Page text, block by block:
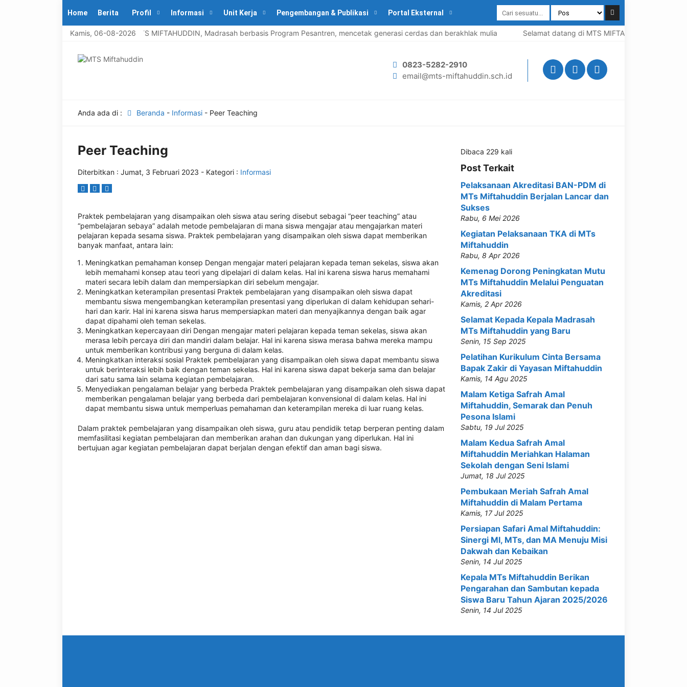
Home Berita Profil Informasi Unit Kerja Pengembangan & Publikasi Portal Eksternal
Kamis, 06-08-2026
Selamat datang di MTS MIFTAHUDDIN, Madrasah berbasis Program Pesantren, mencetak generasi cerdas dan berakhlak mulia Selamat datang di MTS MIFTAHUDDIN,
0823-5282-2910
email@mts-miftahuddin.sch.id
Anda ada di : Beranda - Informasi- Peer Teaching
Peer Teaching
Diterbitkan : Jumat, 3 Februari 2023 - Kategori : Informasi
Praktek pembelajaran yang disampaikan oleh siswa atau sering disebut sebagai “peer teaching” atau
“pembelajaran sebaya” adalah metode pembelajaran di mana siswa mengajar atau mengajarkan materi
pelajaran kepada sesama siswa. Praktek pembelajaran yang disampaikan oleh siswa dapat memberikan
banyak manfaat, antara lain:
Meningkatkan pemahaman konsep Dengan mengajar materi pelajaran kepada teman sekelas, siswa akan
lebih memahami konsep atau teori yang dipelajari di dalam kelas. Hal ini karena siswa harus memahami
materi secara lebih dalam dan mempersiapkan diri sebelum mengajar.
Meningkatkan keterampilan presentasi Praktek pembelajaran yang disampaikan oleh siswa dapat
membantu siswa mengembangkan keterampilan presentasi yang diperlukan di dalam kehidupan sehari-
hari dan karir. Hal ini karena siswa harus mempersiapkan materi dan menyajikannya dengan baik agar
dapat dipahami oleh teman sekelas.
Meningkatkan kepercayaan diri Dengan mengajar materi pelajaran kepada teman sekelas, siswa akan
merasa lebih percaya diri dan mandiri dalam belajar. Hal ini karena siswa merasa bahwa mereka mampu
untuk memberikan kontribusi yang berguna di dalam kelas.
Meningkatkan interaksi sosial Praktek pembelajaran yang disampaikan oleh siswa dapat membantu siswa
untuk berinteraksi lebih baik dengan teman sekelas. Hal ini karena siswa dapat bekerja sama dan belajar
dari satu sama lain selama kegiatan pembelajaran.
Menyediakan pengalaman belajar yang berbeda Praktek pembelajaran yang disampaikan oleh siswa dapat
memberikan pengalaman belajar yang berbeda dari pembelajaran konvensional di dalam kelas. Hal ini
dapat membantu siswa untuk memperluas pemahaman dan keterampilan mereka di luar ruang kelas.
Dalam praktek pembelajaran yang disampaikan oleh siswa, guru atau pendidik tetap berperan penting dalam
memfasilitasi kegiatan pembelajaran dan memberikan arahan dan dukungan yang diperlukan. Hal ini
bertujuan agar kegiatan pembelajaran dapat berjalan dengan efektif dan aman bagi siswa.
Dibaca 229 kali
Post Terkait
Pelaksanaan Akreditasi BAN-PDM di
MTs Miftahuddin Berjalan Lancar dan
Sukses
Rabu, 6 Mei 2026
Kegiatan Pelaksanaan TKA di MTs
Miftahuddin
Rabu, 8 Apr 2026
Kemenag Dorong Peningkatan Mutu
MTs Miftahuddin Melalui Penguatan
Akreditasi
Kamis, 2 Apr 2026
Selamat Kepada Kepala Madrasah
MTs Miftahuddin yang Baru
Senin, 15 Sep 2025
Pelatihan Kurikulum Cinta Bersama
Bapak Zakir di Yayasan Miftahuddin
Kamis, 14 Agu 2025
Malam Ketiga Safrah Amal
Miftahuddin, Semarak dan Penuh
Pesona Islami
Sabtu, 19 Jul 2025
Malam Kedua Safrah Amal
Miftahuddin Meriahkan Halaman
Sekolah dengan Seni Islami
Jumat, 18 Jul 2025
Pembukaan Meriah Safrah Amal
Miftahuddin di Malam Pertama
Kamis, 17 Jul 2025
Persiapan Safari Amal Miftahuddin:
Sinergi MI, MTs, dan MA Menuju Misi
Dakwah dan Kebaikan
Senin, 14 Jul 2025
Kepala MTs Miftahuddin Berikan
Pengarahan dan Sambutan kepada
Siswa Baru Tahun Ajaran 2025/2026
Senin, 14 Jul 2025